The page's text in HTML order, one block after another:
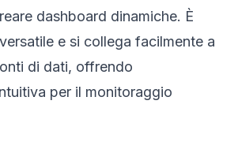
dashboard dinamiche. È
e si collega facilmente a
di dati, offrendo
per il monitoraggio